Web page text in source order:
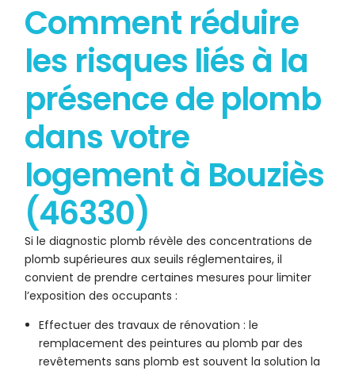
Comment réduire
les risques liés à la
présence de plomb
dans votre
logement à Bouziès
(46330)
Si le diagnostic plomb révèle des concentrations de
plomb supérieures aux seuils réglementaires, il
convient de prendre certaines mesures pour limiter
l’exposition des occupants :
Effectuer des travaux de rénovation : le
remplacement des peintures au plomb par des
revêtements sans plomb est souvent la solution la